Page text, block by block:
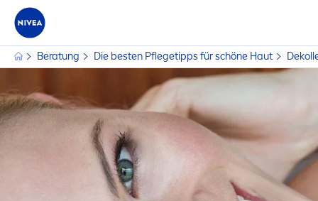
Beratung Die besten Pflegetipps für schöne Haut